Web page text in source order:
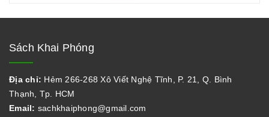
Sách Khai Phóng
Địa chỉ: Hẻm 266-268 Xô Viết Nghệ Tĩnh, P. 21, Q. Bình
Thạnh, Tp. HCM
Email: sachkhaiphong@gmail.com